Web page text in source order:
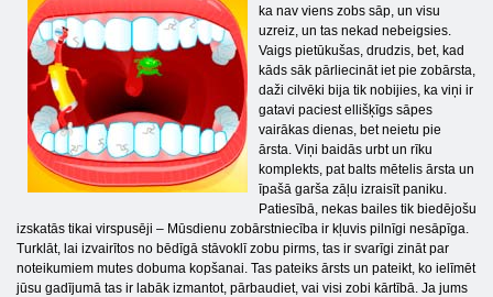
ka nav viens zobs sāp, un visu
uzreiz, un tas nekad nebeigsies.
Vaigs pietūkušas, drudzis, bet, kad
kāds sāk pārliecināt iet pie zobārsta,
daži cilvēki bija tik nobijies, ka viņi ir
gatavi paciest ellišķīgs sāpes
vairākas dienas, bet neietu pie
ārsta. Viņi baidās urbt un rīku
komplekts, pat balts mētelis ārsta un
īpašā garša zāļu izraisīt paniku.
Patiesībā, nekas bailes tik biedējošu
izskatās tikai virspusēji – Mūsdienu zobārstniecība ir kļuvis pilnīgi nesāpīga.
Turklāt, lai izvairītos no bēdīgā stāvoklī zobu pirms, tas ir svarīgi zināt par
noteikumiem mutes dobuma kopšanai. Tas pateiks ārsts un pateikt, ko ielīmēt
jūsu gadījumā tas ir labāk izmantot, pārbaudiet, vai visi zobi kārtībā. Ja jums